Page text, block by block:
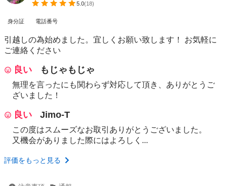
5.0(18)
身分証 電話番号
引越しの為始めました。宜しくお願い致します！ お気軽に
ご連絡ください
良い もじゃもじゃ
無理を言ったにも関わらず対応して頂き、ありがとうご
ざいました！
良い Jimo-T
この度はスムーズなお取引ありがとうございました。
又機会がありました際にはよろしく...
評価をもっと見る